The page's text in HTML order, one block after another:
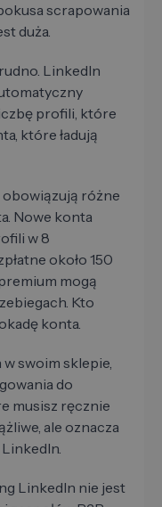
scrapowania
duża.
LinkedIn
profili, które
które ładują
obowiązują różne
Nowe konta
w 8
około 150
mogą
Kto
konta.
swoim sklepie,
do
musisz ręcznie
ale oznacza
LinkedIn nie jest